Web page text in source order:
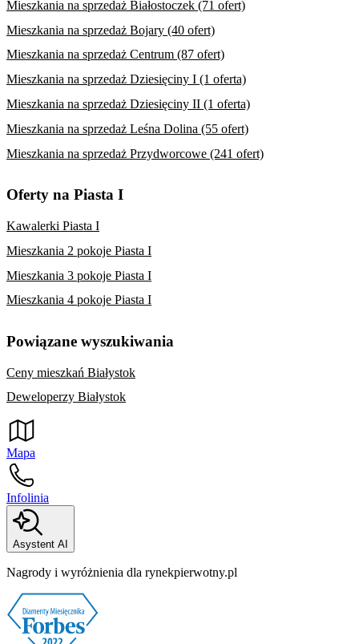
Mieszkania na sprzedaż Białostoczek (71 ofert)
Mieszkania na sprzedaż Bojary (40 ofert)
Mieszkania na sprzedaż Centrum (87 ofert)
Mieszkania na sprzedaż Dziesięciny I (1 oferta)
Mieszkania na sprzedaż Dziesięciny II (1 oferta)
Mieszkania na sprzedaż Leśna Dolina (55 ofert)
Mieszkania na sprzedaż Przydworcowe (241 ofert)
Oferty na Piasta I
Kawalerki Piasta I
Mieszkania 2 pokoje Piasta I
Mieszkania 3 pokoje Piasta I
Mieszkania 4 pokoje Piasta I
Powiązane wyszukiwania
Ceny mieszkań Białystok
Deweloperzy Białystok
Mapa
Infolinia
Asystent AI
Nagrody i wyróżnienia dla rynekpierwotny.pl